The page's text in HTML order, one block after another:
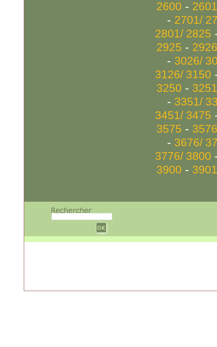
2600 -
- 2701/
2801/ 2825
2925 -
- 3026/
3126/ 3150
3250 -
- 3351/
3451/ 3475
3575 -
- 3676/
3776/ 3800
3900 -